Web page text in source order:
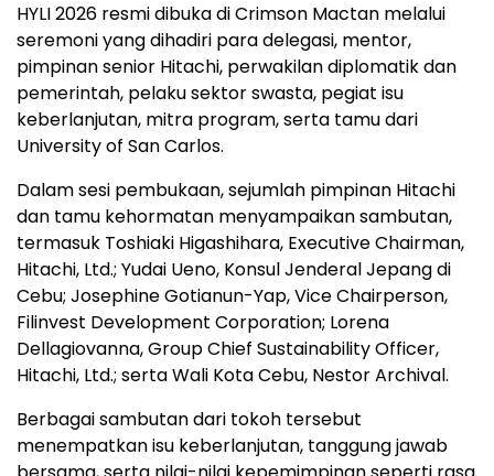
HYLI 2026 resmi dibuka di Crimson Mactan melalui
seremoni yang dihadiri para delegasi, mentor,
pimpinan senior Hitachi, perwakilan diplomatik dan
pemerintah, pelaku sektor swasta, pegiat isu
keberlanjutan, mitra program, serta tamu dari
University of San Carlos.
Dalam sesi pembukaan, sejumlah pimpinan Hitachi
dan tamu kehormatan menyampaikan sambutan,
termasuk Toshiaki Higashihara, Executive Chairman,
Hitachi, Ltd.; Yudai Ueno, Konsul Jenderal Jepang di
Cebu; Josephine Gotianun-Yap, Vice Chairperson,
Filinvest Development Corporation; Lorena
Dellagiovanna, Group Chief Sustainability Officer,
Hitachi, Ltd.; serta Wali Kota Cebu, Nestor Archival.
Berbagai sambutan dari tokoh tersebut
menempatkan isu keberlanjutan, tanggung jawab